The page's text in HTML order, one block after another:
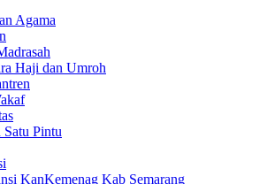
Agama
Haji dan Umroh
Satu Pintu
KanKemenag Kab Semarang